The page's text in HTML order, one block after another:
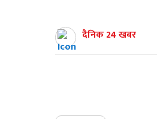
दैनिक 24 खबर